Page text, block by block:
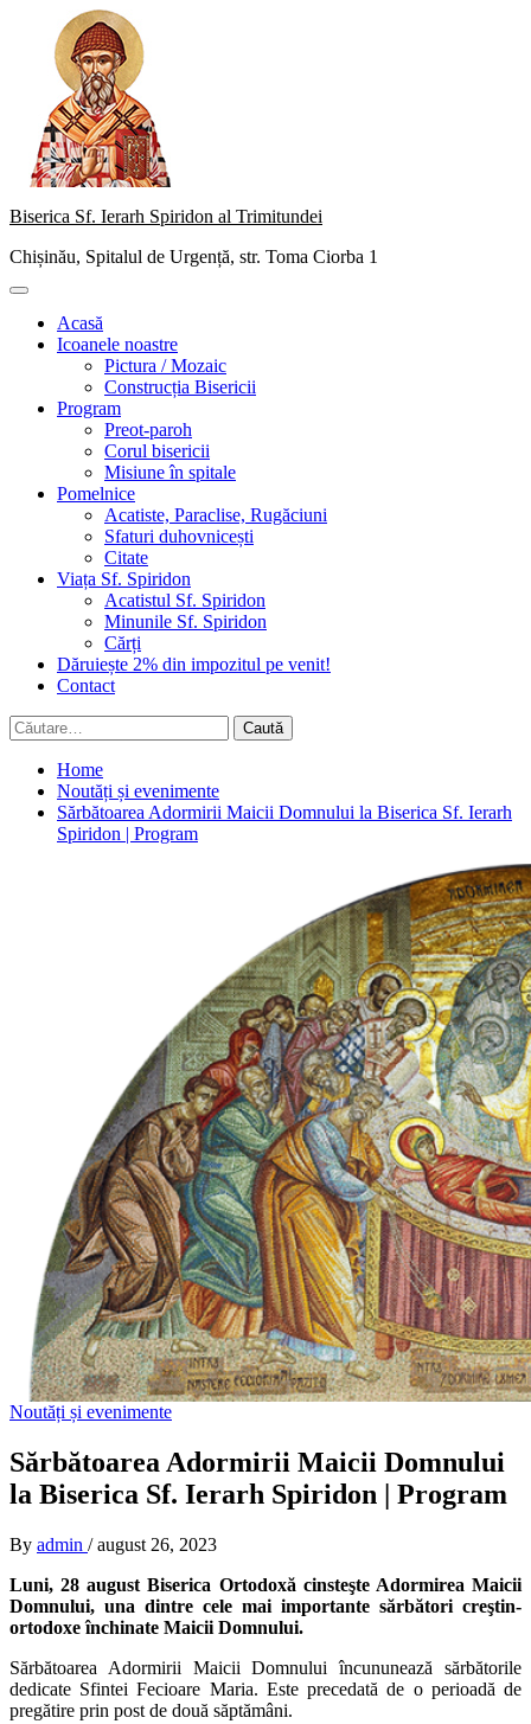
content
Biserica Sf. Ierarh Spiridon al Trimitundei
Chișinău, Spitalul de Urgență, str. Toma Ciorba 1
Primary
Acasă
Icoanele noastre
Pictura / Mozaic
Construcția Bisericii
Program
Preot-paroh
Corul bisericii
Misiune în spitale
Pomelnice
Acatiste, Paraclise, Rugăciuni
Sfaturi duhovnicești
Citate
Viața Sf. Spiridon
Acatistul Sf. Spiridon
Minunile Sf. Spiridon
Cărți
Dăruiește 2% din impozitul pe venit!
Contact
Caută
după:
Home
Noutăți și evenimente
Sărbătoarea Adormirii Maicii Domnului la Biserica Sf. Ierarh
Spiridon | Program
Noutăți și evenimente
Sărbătoarea Adormirii Maicii Domnului
la Biserica Sf. Ierarh Spiridon | Program
By admin / august 26, 2023
Luni, 28 august Biserica Ortodoxă cinsteşte Adormirea Maicii
Domnului, una dintre cele mai importante sărbători creştin-
ortodoxe închinate Maicii Domnului.
Sărbătoarea Adormirii Maicii Domnului încununează sărbătorile
dedicate Sfintei Fecioare Maria. Este precedată de o perioadă de
pregătire prin post de două săptămâni.